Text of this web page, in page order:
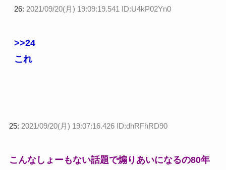
26: 2021/09/20(月) 19:09:19.541 ID:U4kP02Yn0
>>24
これ
25: 2021/09/20(月) 19:07:16.426 ID:dhRFhRD90
こんなしょーもない話題で煽りあいになるの80年